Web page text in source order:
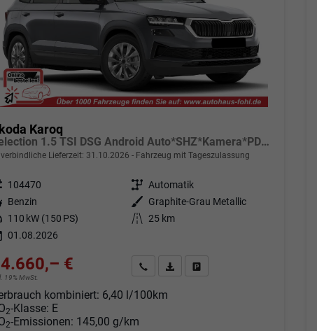
Karoq
Selection 1.5 TSI DSG Android Auto*SHZ*Kamera*PDC v/h*Klimaauto*SUNSET*LED
Lieferzeit: 31.10.2026 Fahrzeug mit Tageszulassung
104470 Getriebe Automatik
Benzin Außenfarbe
Graphite-Grau Metallic
110 kW (150 PS) Kilometerstand 25 km
01.08.2026
€
19% MwSt.
Angebot anfordern
Fahrzeugexpose (PDF)
kombiniert: 6,40 l/100km
2-Klasse: E
2-Emissionen: 145,00 g/km